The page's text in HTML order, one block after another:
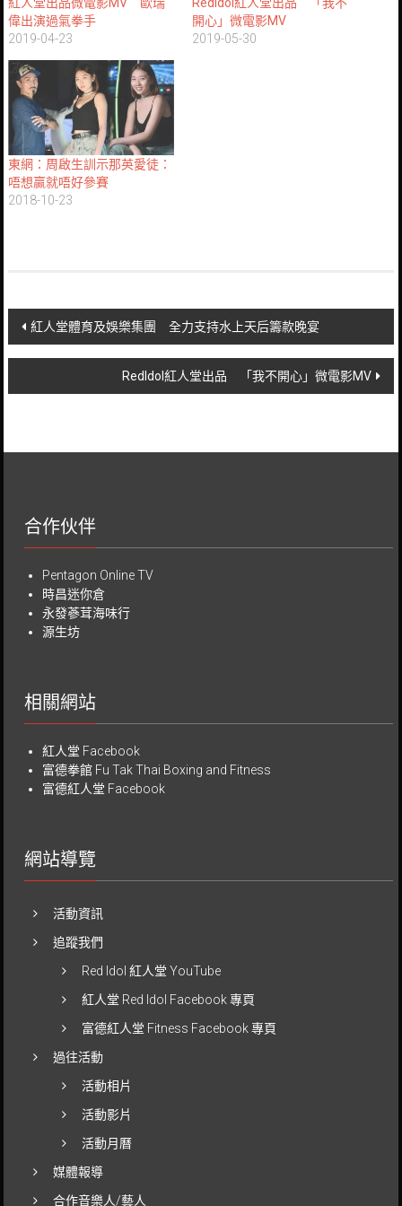
偉出演過氣拳手
2019-04-23
開心」微電影MV
2019-05-30
東網：周啟生訓示那英愛徒：
唔想贏就唔好參賽
2018-10-23
Post
navigation
紅人堂體育及娛樂集團 全力支持水上天后籌款晚宴
RedIdol紅人堂出品 「我不開心」微電影MV
合作伙伴
Pentagon Online TV
時昌迷你倉
永發蔘茸海味行
源生坊
相關網站
紅人堂 Facebook
富德拳館 Fu Tak Thai Boxing and Fitness
富德紅人堂 Facebook
網站導覽
活動資訊
追蹤我們
Red Idol 紅人堂 YouTube
紅人堂 Red Idol Facebook 專頁
富德紅人堂 Fitness Facebook 專頁
過往活動
活動相片
活動影片
活動月曆
媒體報導
合作音樂人/藝人